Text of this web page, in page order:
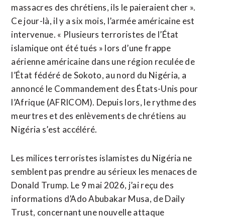
massacres des chrétiens, ils le paieraient cher ».
Ce jour-là, il y a six mois, l’armée américaine est
intervenue. « Plusieurs terroristes de l’État
islamique ont été tués » lors d’une frappe
aérienne américaine dans une région reculée de
l’État fédéré de Sokoto, au nord du Nigéria, a
annoncé le Commandement des États-Unis pour
l’Afrique (AFRICOM). Depuis lors, le rythme des
meurtres et des enlèvements de chrétiens au
Nigéria s’est accéléré.
Les milices terroristes islamistes du Nigéria ne
semblent pas prendre au sérieux les menaces de
Donald Trump. Le 9 mai 2026, j’ai reçu des
informations d’Ado Abubakar Musa, de Daily
Trust, concernant une nouvelle attaque